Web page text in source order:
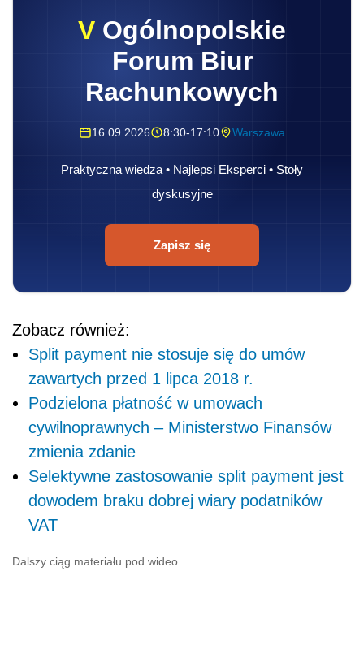
V Ogólnopolskie
Forum Biur
Rachunkowych
16.09.2026 8:30-17:10 Warszawa
Praktyczna wiedza • Najlepsi Eksperci • Stoły
dyskusyjne
Zapisz się
Zobacz również:
Split payment nie stosuje się do umów
zawartych przed 1 lipca 2018 r.
Podzielona płatność w umowach
cywilnoprawnych – Ministerstwo Finansów
zmienia zdanie
Selektywne zastosowanie split payment jest
dowodem braku dobrej wiary podatników
VAT
Dalszy ciąg materiału pod wideo